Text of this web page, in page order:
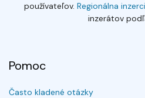
používateľov. Regionálna
inzerátov
Pomoc
Často kladené otázky